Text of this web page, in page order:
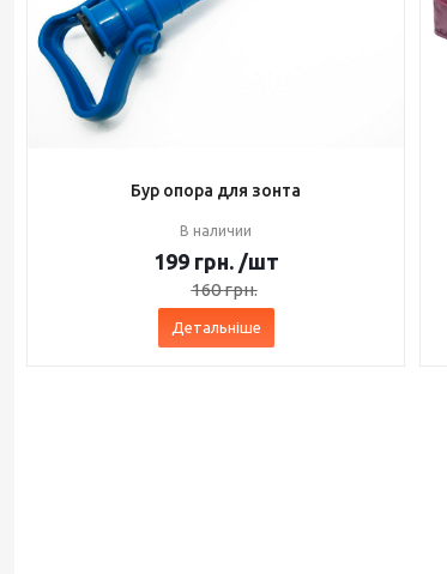
Бур опора для зонта
В наличии
199 грн. /шт
160грн.
Детальніше